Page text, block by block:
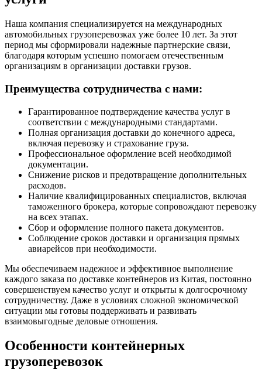
Наша компания специализируется на международных
автомобильных грузоперевозках уже более 10 лет. За этот
период мы сформировали надежные партнерские связи,
благодаря которым успешно помогаем отечественным
организациям в организации доставки грузов.
Преимущества сотрудничества с нами:
Гарантированное подтверждение качества услуг в
соответствии с международными стандартами.
Полная организация доставки до конечного адреса,
включая перевозку и страхование груза.
Профессиональное оформление всей необходимой
документации.
Снижение рисков и предотвращение дополнительных
расходов.
Наличие квалифицированных специалистов, включая
таможенного брокера, которые сопровождают перевозку
на всех этапах.
Сбор и оформление полного пакета документов.
Соблюдение сроков доставки и организация прямых
авиарейсов при необходимости.
Мы обеспечиваем надежное и эффективное выполнение
каждого заказа по доставке контейнеров из Китая, постоянно
совершенствуем качество услуг и открыты к долгосрочному
сотрудничеству. Даже в условиях сложной экономической
ситуации мы готовы поддерживать и развивать
взаимовыгодные деловые отношения.
Особенности контейнерных
грузоперевозок